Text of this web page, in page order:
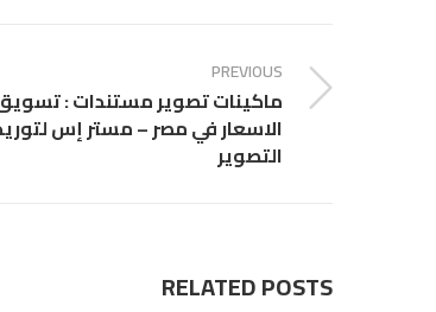
PREVIOUS
ماكينات تصوير مستندات :
الاسعار في مصر – مستر إس
التصوير
RELATED POSTS